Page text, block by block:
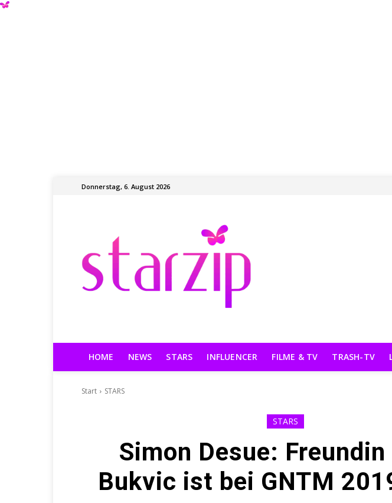
Donnerstag, 6. August 2026
HOME NEWS STARS INFLUENCER FILME & TV TRASH-TV
Start STARS
STARS
Simon Desue: Freundin
Bukvic ist bei GNTM